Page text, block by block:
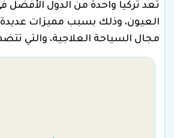
تعد تركيا واحدة من الدول الأفضل
العيون، وذلك بسبب مميزات عديدة
مجال السياحة العلاجية، والتي